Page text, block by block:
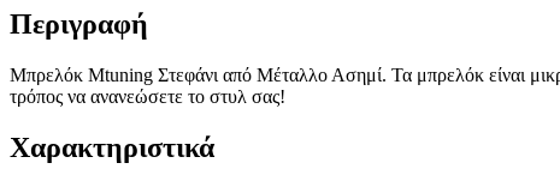
Περιγραφή
Μπρελόκ Mtuning Στεφάνι από Μέταλλο Ασημί. Τα μπρελόκ είναι
τρόπος να ανανεώσετε το στυλ σας!
Χαρακτηριστικά